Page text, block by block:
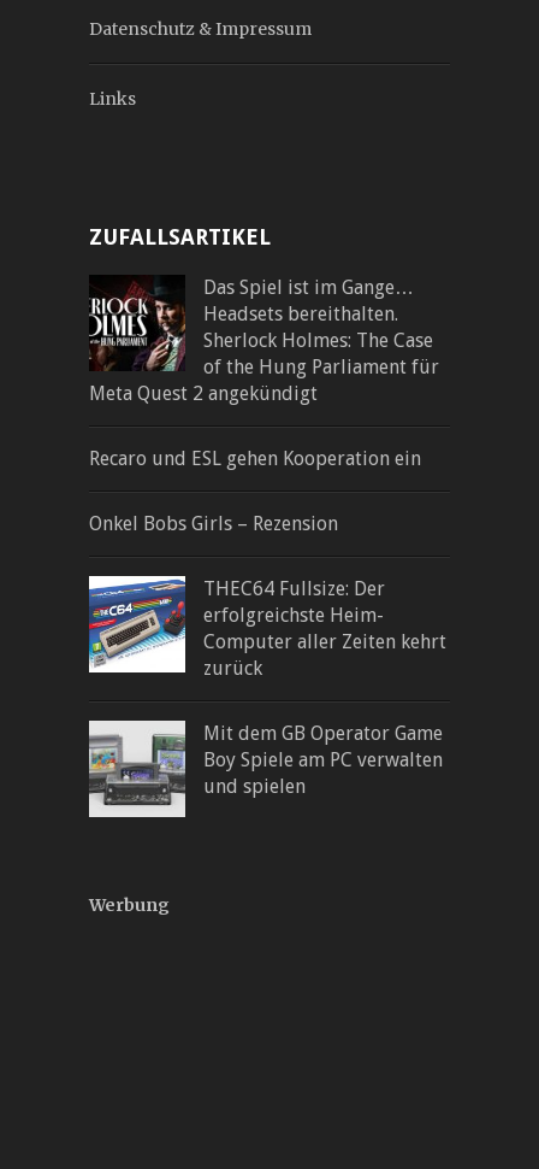
Datenschutz & Impressum
Links
ZUFALLSARTIKEL
Das Spiel ist im Gange…
Headsets bereithalten.
Sherlock Holmes: The Case
of the Hung Parliament für
Meta Quest 2 angekündigt
Recaro und ESL gehen Kooperation ein
Onkel Bobs Girls – Rezension
THEC64 Fullsize: Der
erfolgreichste Heim-
Computer aller Zeiten kehrt
zurück
Mit dem GB Operator Game
Boy Spiele am PC verwalten
und spielen
Werbung